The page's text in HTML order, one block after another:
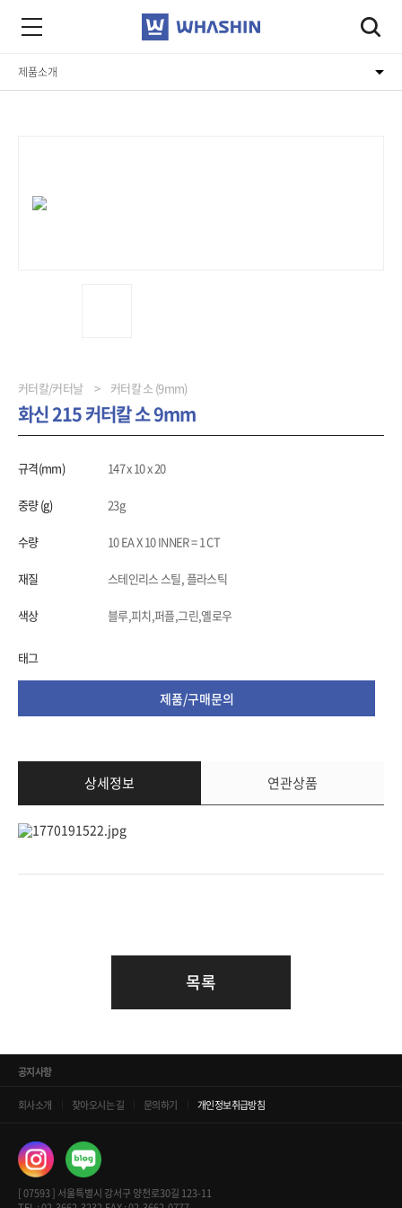
제품소개
커터칼/커터날 커터칼 소 (9mm)
화신 215 커터칼 소 9mm
규격(mm) 147 x 10 x 20
중량 (g) 23g
수량 10 EA X 10 INNER = 1 CT
재질 스테인리스 스틸, 플라스틱
색상 블루,피치,퍼플,그린,옐로우
태그
제품/구매문의
상세정보 연관상품
목록
공지사항
회사소개 찾아오시는 길 문의하기 개인정보취급방침
[ 07593 ] 서울특별시 강서구 양천로30길 123-11